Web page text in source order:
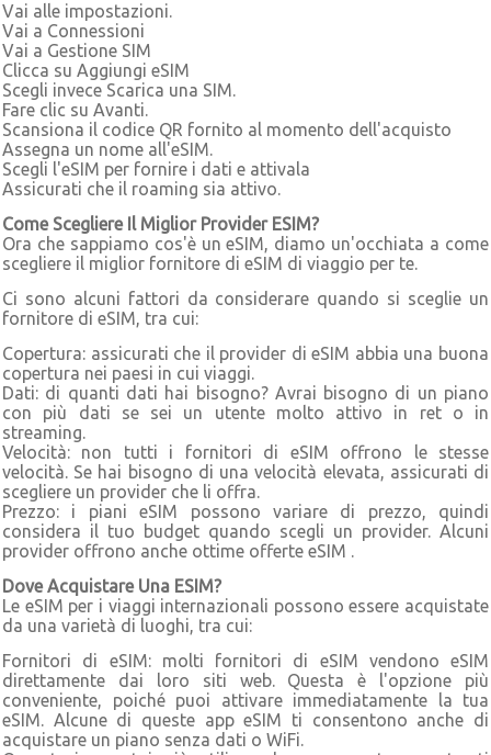
Vai alle impostazioni.
Vai a Connessioni
Vai a Gestione SIM
Clicca su Aggiungi eSIM
Scegli invece Scarica una SIM.
Fare clic su Avanti.
Scansiona il codice QR fornito al momento dell'acquisto
Assegna un nome all'eSIM.
Scegli l'eSIM per fornire i dati e attivala
Assicurati che il roaming sia attivo.
Come Scegliere Il Miglior Provider ESIM?
Ora che sappiamo cos'è un eSIM, diamo un'occhiata a come
scegliere il miglior fornitore di eSIM di viaggio per te.
Ci sono alcuni fattori da considerare quando si sceglie un
fornitore di eSIM, tra cui:
Copertura: assicurati che il provider di eSIM abbia una buona
copertura nei paesi in cui viaggi.
Dati: di quanti dati hai bisogno? Avrai bisogno di un piano
con più dati se sei un utente molto attivo in ret o in
streaming.
Velocità: non tutti i fornitori di eSIM offrono le stesse
velocità. Se hai bisogno di una velocità elevata, assicurati di
scegliere un provider che li offra.
Prezzo: i piani eSIM possono variare di prezzo, quindi
considera il tuo budget quando scegli un provider. Alcuni
provider offrono anche ottime offerte eSIM .
Dove Acquistare Una ESIM?
Le eSIM per i viaggi internazionali possono essere acquistate
da una varietà di luoghi, tra cui:
Fornitori di eSIM: molti fornitori di eSIM vendono eSIM
direttamente dai loro siti web. Questa è l'opzione più
conveniente, poiché puoi attivare immediatamente la tua
eSIM. Alcune di queste app eSIM ti consentono anche di
acquistare un piano senza dati o WiFi.